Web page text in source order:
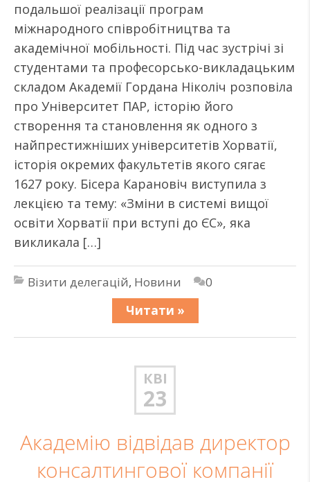
подальшої реалізації програм
міжнародного співробітництва та
академічної мобільності. Під час зустрічі зі
студентами та професорсько-викладацьким
складом Академії Гордана Ніколіч розповіла
про Університет ПАР, історію його
створення та становлення як одного з
найпрестижніших університетів Хорватії,
історія окремих факультетів якого сягає
1627 року. Бісера Карановіч виступила з
лекцією та тему: «Зміни в системі вищої
освіти Хорватії при вступі до ЄС», яка
викликала […]
Візити делегацій, Новини
0
Читати »
КВІ
23
Академію відвідав директор
консалтингової компанії